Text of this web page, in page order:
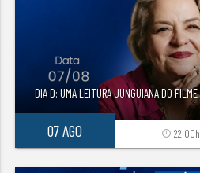
DIA D: UMA LEITURA JUNGUIANA DO FILME
07 AGO access_time 22:00h